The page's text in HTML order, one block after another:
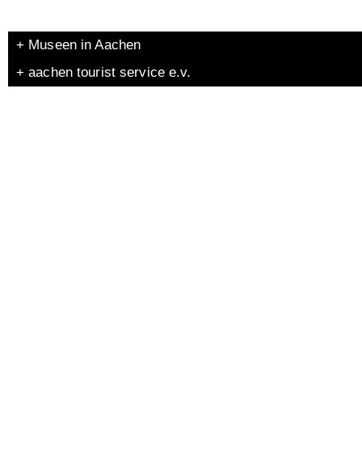
+ Museen in Aachen
+ aachen tourist service e.v.